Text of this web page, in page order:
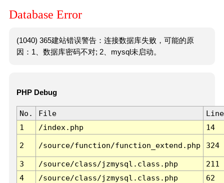
Database Error
(1040) 365建站错误警告：连接数据库失败，可能的原
因：1、数据库密码不对; 2、mysql未启动。
PHP Debug
No. File
Line
1
/index.php 14
2 /source/function/function_extend.php 324
3 /source/class/jzmysql.class.php
211
4
/source/class/jzmysql.class.php
62